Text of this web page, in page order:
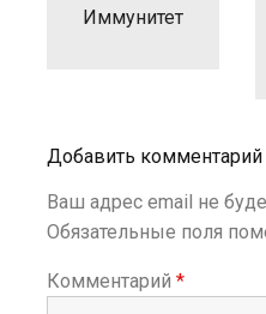
п
и
с
я
Иммунитет
Добавить комментарий
Ваш адрес email не
Обязательные поля
Комментарий *